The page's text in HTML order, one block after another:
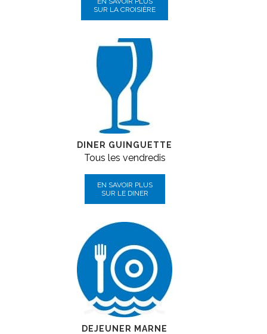
SUR LA CROISIÈRE
DINER GUINGUETTE
Tous les vendredis
EN SAVOIR PLUS
SUR LE DINER
DEJEUNER MARNE